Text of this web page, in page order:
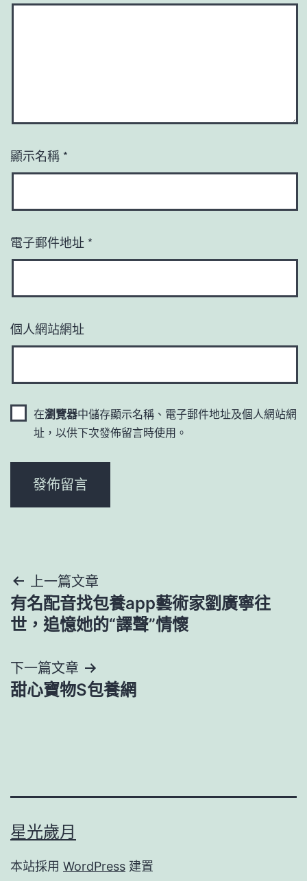
顯示名稱 *
電子郵件地址 *
個人網站網址
在瀏覽器中儲存顯示名稱、電子郵件地址及個人網站網
址，以供下次發佈留言時使用。
文
章
覽
上一篇文章
有名配音找包養app藝術家劉廣寧往
世，追憶她的“譯聲”情懷
下一篇文章
甜心寶物S包養網
星光歲月
本站採用 WordPress 建置